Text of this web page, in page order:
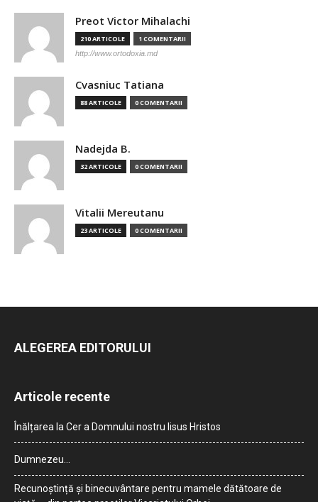
Preot Victor Mihalachi
210 ARTICOLE 1 COMENTARII
http://www.ortodoxia.md
Cvasniuc Tatiana
88 ARTICOLE 0 COMENTARII
Nadejda B.
32 ARTICOLE 0 COMENTARII
Vitalii Mereutanu
23 ARTICOLE 0 COMENTARII
ALEGEREA EDITORULUI
Articole recente
Înălțarea la Cer a Domnului nostru Iisus Hristos
Dumnezeu…
Recunoștință și binecuvântare pentru mamele dătătoare de